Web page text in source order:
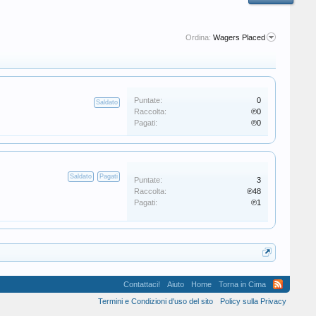
Ordina: Wagers Placed
Saldato Puntate:
0
Raccolta:
℗0
Pagati:
℗0
Pagati
Saldato Puntate:
3
Raccolta:
℗48
Pagati:
℗1
Contattaci! Aiuto Home
Torna in Cima
Termini e Condizioni d'uso del sito
Policy sulla Privacy